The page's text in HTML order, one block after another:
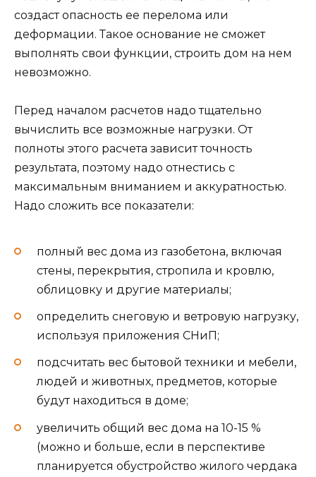
создаст опасность ее перелома или
деформации. Такое основание не сможет
выполнять свои функции, строить дом на нем
невозможно.
Перед началом расчетов надо тщательно
вычислить все возможные нагрузки. От
полноты этого расчета зависит точность
результата, поэтому надо отнестись с
максимальным вниманием и аккуратностью.
Надо сложить все показатели:
полный вес дома из газобетона, включая
стены, перекрытия, стропила и кровлю,
облицовку и другие материалы;
определить снеговую и ветровую нагрузку,
используя приложения СНиП;
подсчитать вес бытовой техники и мебели,
людей и животных, предметов, которые
будут находиться в доме;
увеличить общий вес дома на 10-15 %
(можно и больше, если в перспективе
планируется обустройство жилого чердака